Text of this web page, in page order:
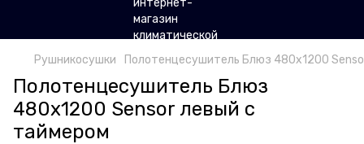
Рушникосушки Полотенцесушитель Блюз 480х1200
Полотенцесушитель Блюз
480х1200 Sensor левый с
таймером